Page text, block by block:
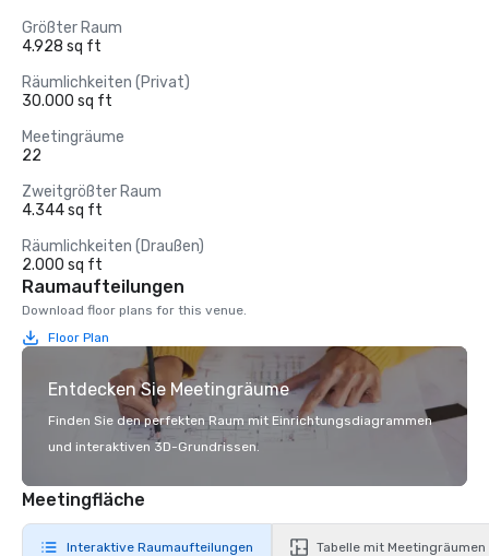
Größter Raum
4.928 sq ft
Räumlichkeiten (Privat)
30.000 sq ft
Meetingräume
22
Zweitgrößter Raum
4.344 sq ft
Räumlichkeiten (Draußen)
2.000 sq ft
Raumaufteilungen
Download floor plans for this venue.
Floor Plan
Entdecken Sie Meetingräume
Finden Sie den perfekten Raum mit Einrichtungsdiagrammen
und interaktiven 3D-Grundrissen.
Meetingfläche
Interaktive Raumaufteilungen Tabelle mit Meetingräumen